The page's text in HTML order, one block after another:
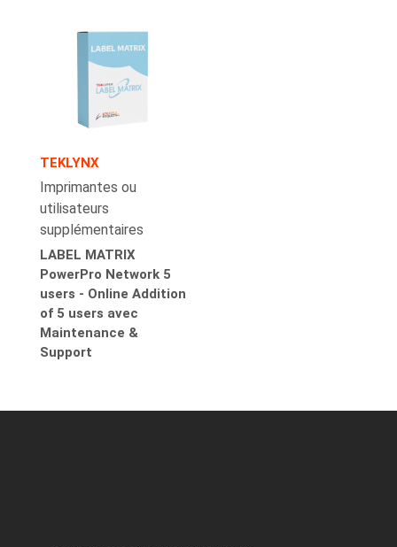
TEKLYNX
Imprimantes ou
utilisateurs
supplémentaires
LABEL MATRIX
PowerPro Network 5
users - Online Addition
of 5 users avec
Maintenance &
Support